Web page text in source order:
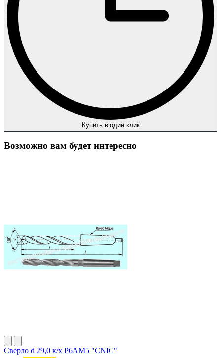
Купить в один клик
Возможно вам будет интересно
Сверло d 29,0 к/х Р6АМ5 "CNIC"